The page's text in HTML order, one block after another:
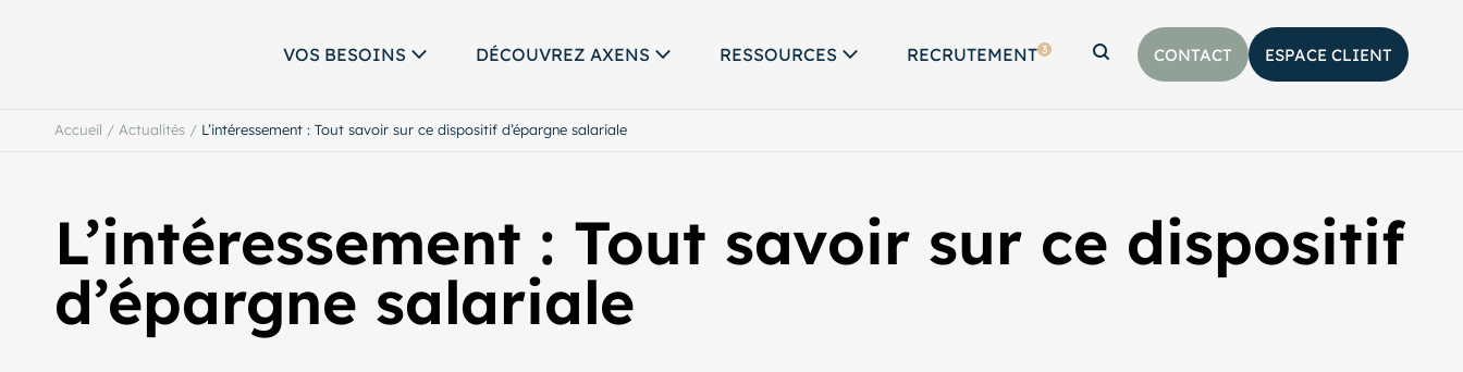
VOS BESOINS DÉCOUVREZ AXENS RESSOURCES RECRUTEMENT 3
Afficher la barre de recherche
CONTACT ESPACE CLIENT
Accueil / Actualités / L’intéressement : Tout savoir sur ce dispositif d’épargne salariale
L’intéressement : Tout savoir sur ce dispositif
d’épargne salariale